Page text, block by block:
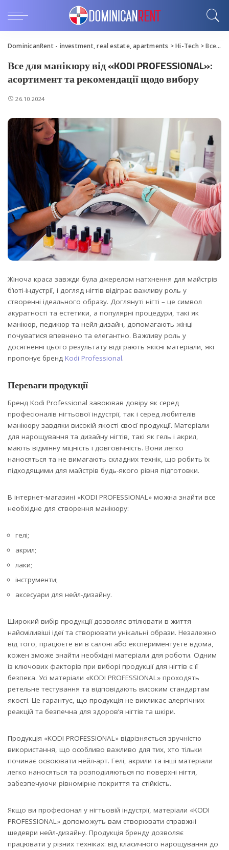
DominicanRent - investment, real estate, apartments >Hi-Tech >Все для манікюру від «KODI PROFESSIONAL»: асортимент та рекомендації щодо вибору
Все для манікюру від «KODI PROFESSIONAL»:
асортимент та рекомендації щодо вибору
26.10.2024
Жіноча краса завжди була джерелом натхнення для майстрів
б’юті-індустрії, і догляд нігтів відіграє важливу роль у
створенні ідеального образу. Доглянуті нігті – це символ
акуратності та естетики, а популярні процедури, такі як
манікюр, педикюр та нейл-дизайн, допомагають жінці
почуватися впевнено та елегантно. Важливу роль у
досягненні цього результату відіграють якісні матеріали, які
пропонує бренд Kodi Professional.
Переваги продукції
Бренд Kodi Professional завоював довіру як серед
професіоналів нігтьової індустрії, так і серед любителів
манікюру завдяки високій якості своєї продукції. Матеріали
для нарощування та дизайну нігтів, такі як гель і акрил,
мають відмінну міцність і довговічність. Вони легко
наносяться та не вимагають складних технік, що робить їх
підходящими для майстрів будь-якого рівня підготовки.
В інтернет-магазині «KODI PROFESSIONAL» можна знайти все
необхідне для створення манікюру:
гелі;
акрил;
лаки;
інструменти;
аксесуари для нейл-дизайну.
Широкий вибір продукції дозволяє втілювати в життя
найсміливіші ідеї та створювати унікальні образи. Незалежно
від того, працюєте ви в салоні або експериментуєте вдома,
кожен зможе знайти необхідні матеріали для роботи. Одним
із ключових факторів при виборі продукції для нігтів є її
безпека. Усі матеріали «KODI PROFESSIONAL» проходять
ретельне тестування та відповідають високим стандартам
якості. Це гарантує, що продукція не викликає алергічних
реакцій та безпечна для здоров’я нігтів та шкіри.
Продукція «KODI PROFESSIONAL» відрізняється зручністю
використання, що особливо важливо для тих, хто тільки
починає освоювати нейл-арт. Гелі, акрили та інші матеріали
легко наносяться та розподіляються по поверхні нігтя,
забезпечуючи рівномірне покриття та стійкість.
Якщо ви професіонал у нігтьовій індустрії, матеріали «KODI
PROFESSIONAL» допоможуть вам створювати справжні
шедеври нейл-дизайну. Продукція бренду дозволяє
працювати у різних техніках: від класичного нарощування до